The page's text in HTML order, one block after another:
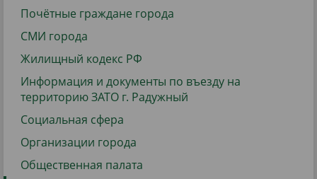
Почётные граждане города
СМИ города
Жилищный кодекс РФ
Информация и документы по въезду на
территорию ЗАТО г. Радужный
Социальная сфера
Организации города
Общественная палата